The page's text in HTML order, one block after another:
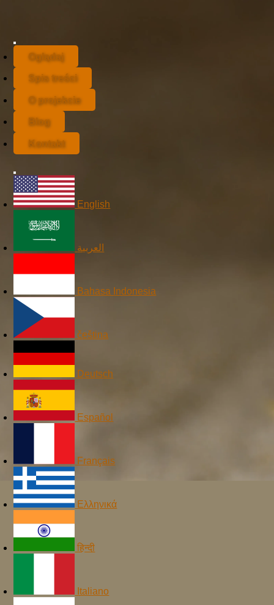
Oglądaj
Spis treści
O projekcie
Blog
Kontakt
English
العربية
Bahasa Indonesia
čeština
Deutsch
Español
Français
Ελληνικά
हिन्दी
Italiano